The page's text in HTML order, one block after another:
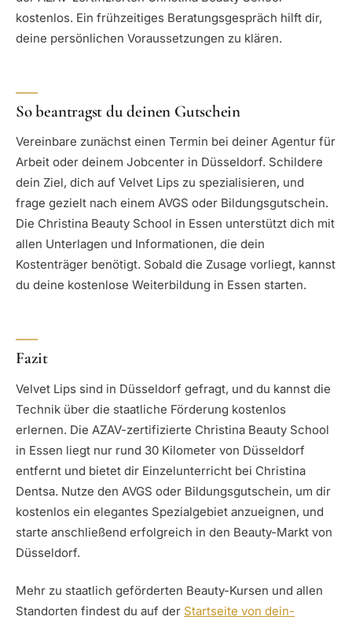
kostenlos. Ein frühzeitiges Beratungsgespräch hilft dir,
deine persönlichen Voraussetzungen zu klären.
So beantragst du deinen Gutschein
Vereinbare zunächst einen Termin bei deiner Agentur für
Arbeit oder deinem Jobcenter in Düsseldorf. Schildere
dein Ziel, dich auf Velvet Lips zu spezialisieren, und
frage gezielt nach einem AVGS oder Bildungsgutschein.
Die Christina Beauty School in Essen unterstützt dich mit
allen Unterlagen und Informationen, die dein
Kostenträger benötigt. Sobald die Zusage vorliegt, kannst
du deine kostenlose Weiterbildung in Essen starten.
Fazit
Velvet Lips sind in Düsseldorf gefragt, und du kannst die
Technik über die staatliche Förderung kostenlos
erlernen. Die AZAV-zertifizierte Christina Beauty School
in Essen liegt nur rund 30 Kilometer von Düsseldorf
entfernt und bietet dir Einzelunterricht bei Christina
Dentsa. Nutze den AVGS oder Bildungsgutschein, um dir
kostenlos ein elegantes Spezialgebiet anzueignen, und
starte anschließend erfolgreich in den Beauty-Markt von
Düsseldorf.
Mehr zu staatlich geförderten Beauty-Kursen und allen
Standorten findest du auf der Startseite von dein-